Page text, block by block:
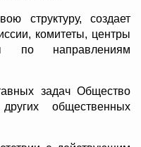
структуру, создает
комитеты, центры
по направлениям
задач Общество
общественных